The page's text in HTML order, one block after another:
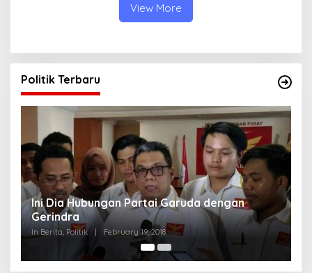
View More
Politik Terbaru
Strategi PPP Menangkan Duet Ganjar dan Gus
Yasin
In Berita, Politik February 19, 2018